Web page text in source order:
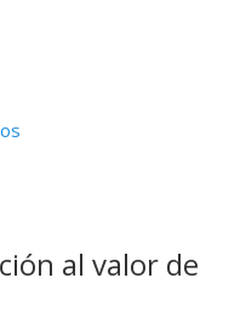
al valor de